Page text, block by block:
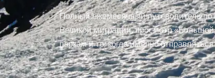
Полный ежемесячный путеводитель
Великой миграции, просмотр «Большой
паркам и то, когда именно